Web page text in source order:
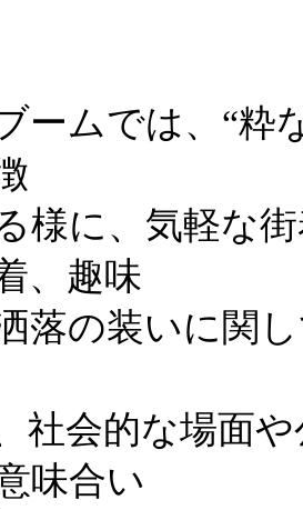
ームでは、“粋
様に、気軽な街
、趣味
落の装いに関
社会的な場面や
味合い